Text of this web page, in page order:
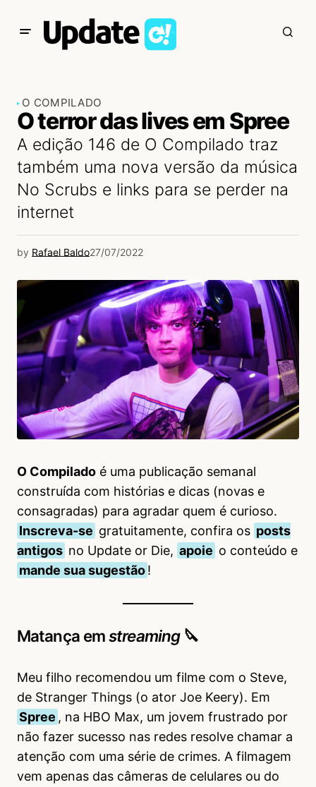
O COMPILADO
O terror das lives em Spree
A edição 146 de O Compilado traz
também uma nova versão da música
No Scrubs e links para se perder na
internet
by Rafael Baldo27/07/2022
O Compilado é uma publicação semanal
construída com histórias e dicas (novas e
consagradas) para agradar quem é curioso.
Inscreva-se gratuitamente, confira os posts
antigos no Update or Die, apoie o conteúdo e
mande sua sugestão!
Matança emstreaming🔪
Meu filho recomendou um filme com o Steve,
de Stranger Things (o ator Joe Keery). Em
Spree , na HBO Max, um jovem frustrado por
não fazer sucesso nas redes resolve chamar a
atenção com uma série de crimes. A filmagem
vem apenas das câmeras de celulares ou do